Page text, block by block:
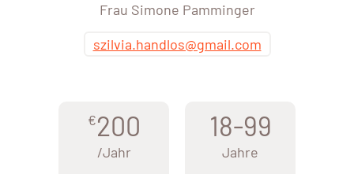
Frau Simone Pamminger
szilvia.handlos@gmail.com
€200
/Jahr
18-99
Jahre